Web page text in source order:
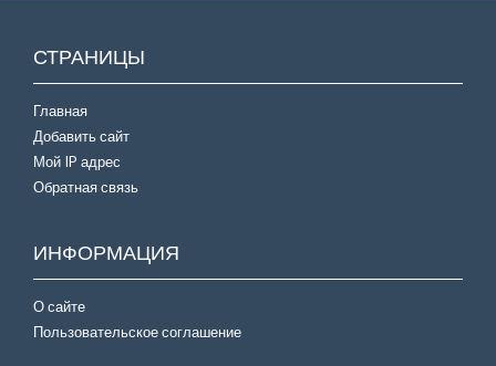
СТРАНИЦЫ
Главная
Добавить сайт
Мой IP адрес
Обратная связь
ИНФОРМАЦИЯ
О сайте
Пользовательское соглашение